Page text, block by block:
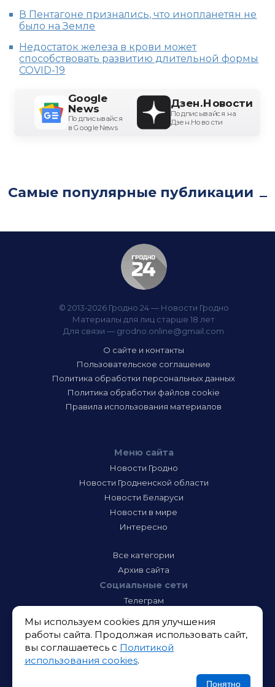
В Пентагоне признались, что инопланетян не
было на Земле
Недостаток железа в крови может
способствовать развитию длительной формы
COVID-19
Google
News
Подписывайся
в Google News
Дзен.Новости
Подписывайся на
Дзен.Новости
Самые популярные публикации
© 2013-2026 Гродно 24 — Новости Гродно
Материалы для лиц старше 18 лет
Для связи — grodno.online@gmail.com
О сайте и контакты
Пользовательское соглашение
Политика обработки персональных данных
Политика обработки файлов cookie
Правила использования материалов
Меню сайта
Новости Гродно
Новости Гродненской области
Новости Беларуси
Новости в мире
Интересно
Все категории
Архив сайта
Социальные сети
Телеграм
Инстаграм
Тик-Ток
Одноклассники
ВК
Мы используем cookies для улучшения
работы сайта. Продолжая использовать сайт,
вы соглашаетесь с Политикой
использования cookies.
Понятно